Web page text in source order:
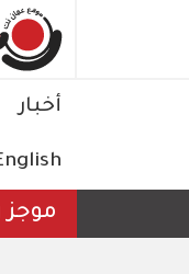
Main
أخبار
موجز